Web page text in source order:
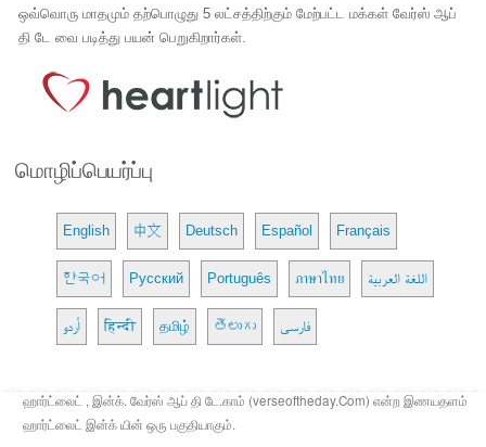
ஒவ்வொரு மாதமும் தற்பொழுது 5 லட்சத்திற்கும் மேற்பட்ட மக்கள் வேர்ஸ் ஆப்
தி டே வை படித்து பயன் பெறுகிறார்கள்.
மொழிப்பெயர்ப்பு
English 中文 Deutsch Español Français
한국어 Русский Português ภาษาไทย اللغة العربية
اُردو हिन्दी தமிழ் తెలుగు فارسی
ஹார்ட்லைட் , இன்க். வேர்ஸ் ஆப் தி டே.காம் (verseoftheday.Com) என்ற இணயதளம்
ஹார்ட்லைட் இன்க் யின் ஒரு பகுதியாகும்.